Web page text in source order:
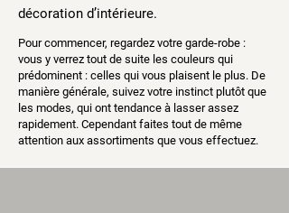
décoration d’intérieure.
Pour commencer, regardez votre garde-robe :
vous y verrez tout de suite les couleurs qui
prédominent : celles qui vous plaisent le plus. De
manière générale, suivez votre instinct plutôt que
les modes, qui ont tendance à lasser assez
rapidement. Cependant faites tout de même
attention aux assortiments que vous effectuez.